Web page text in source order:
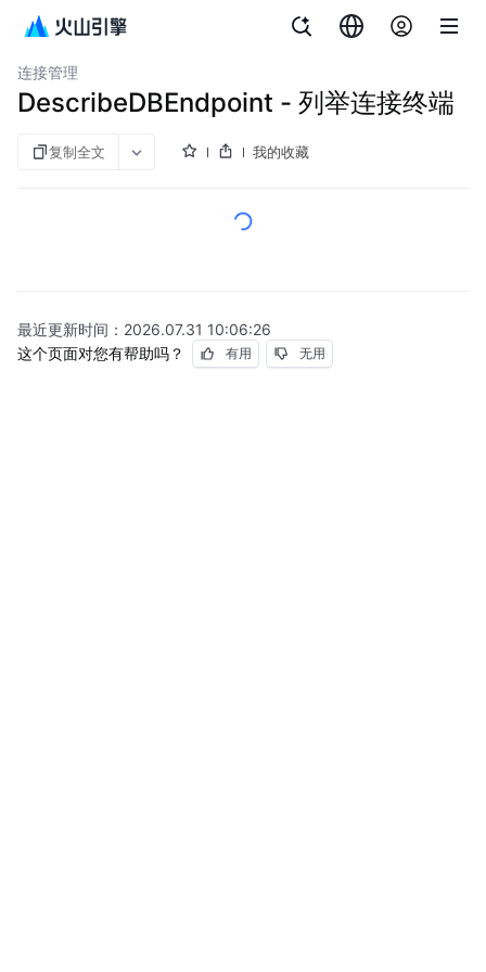
云数据库 veDB MySQL 版
连接管理
DescribeDBEndpoint - 列举连接终端
复制全文 我的收藏
最近更新时间： 2026.07.31 10:06:26
这个页面对您有帮助吗？
有用 无用